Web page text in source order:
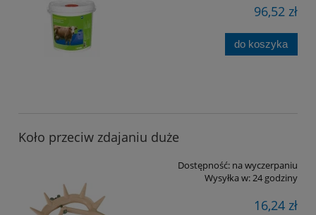
96,52 zł
do koszyka
Koło przeciw zdajaniu duże
Dostępność: na wyczerpaniu
Wysyłka w:24 godziny
16,24 zł